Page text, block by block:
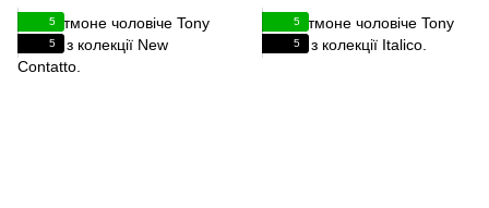
5
5
5
5